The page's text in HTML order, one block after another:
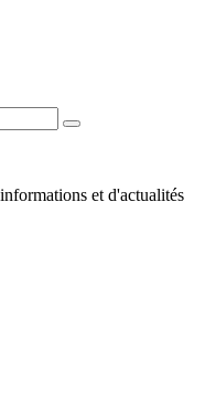
et d'actualités